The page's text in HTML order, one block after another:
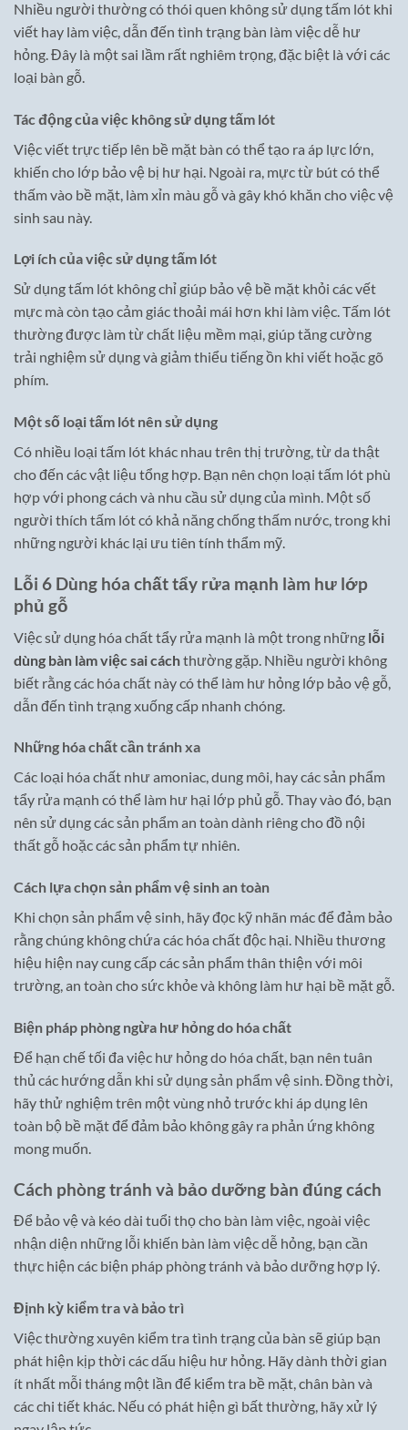
Nhiều người thường có thói quen không sử dụng tấm lót khi
viết hay làm việc, dẫn đến tình trạng bàn làm việc dễ hư
hỏng. Đây là một sai lầm rất nghiêm trọng, đặc biệt là với các
loại bàn gỗ.
Tác động của việc không sử dụng tấm lót
Việc viết trực tiếp lên bề mặt bàn có thể tạo ra áp lực lớn,
khiến cho lớp bảo vệ bị hư hại. Ngoài ra, mực từ bút có thể
thấm vào bề mặt, làm xỉn màu gỗ và gây khó khăn cho việc vệ
sinh sau này.
Lợi ích của việc sử dụng tấm lót
Sử dụng tấm lót không chỉ giúp bảo vệ bề mặt khỏi các vết
mực mà còn tạo cảm giác thoải mái hơn khi làm việc. Tấm lót
thường được làm từ chất liệu mềm mại, giúp tăng cường
trải nghiệm sử dụng và giảm thiểu tiếng ồn khi viết hoặc gõ
phím.
Một số loại tấm lót nên sử dụng
Có nhiều loại tấm lót khác nhau trên thị trường, từ da thật
cho đến các vật liệu tổng hợp. Bạn nên chọn loại tấm lót phù
hợp với phong cách và nhu cầu sử dụng của mình. Một số
người thích tấm lót có khả năng chống thấm nước, trong khi
những người khác lại ưu tiên tính thẩm mỹ.
Lỗi 6 Dùng hóa chất tẩy rửa mạnh làm hư lớp
phủ gỗ
Việc sử dụng hóa chất tẩy rửa mạnh là một trong những lỗi
dùng bàn làm việc sai cáchthường gặp. Nhiều người không
biết rằng các hóa chất này có thể làm hư hỏng lớp bảo vệ gỗ,
dẫn đến tình trạng xuống cấp nhanh chóng.
Những hóa chất cần tránh xa
Các loại hóa chất như amoniac, dung môi, hay các sản phẩm
tẩy rửa mạnh có thể làm hư hại lớp phủ gỗ. Thay vào đó, bạn
nên sử dụng các sản phẩm an toàn dành riêng cho đồ nội
thất gỗ hoặc các sản phẩm tự nhiên.
Cách lựa chọn sản phẩm vệ sinh an toàn
Khi chọn sản phẩm vệ sinh, hãy đọc kỹ nhãn mác để đảm bảo
rằng chúng không chứa các hóa chất độc hại. Nhiều thương
hiệu hiện nay cung cấp các sản phẩm thân thiện với môi
trường, an toàn cho sức khỏe và không làm hư hại bề mặt gỗ.
Biện pháp phòng ngừa hư hỏng do hóa chất
Để hạn chế tối đa việc hư hỏng do hóa chất, bạn nên tuân
thủ các hướng dẫn khi sử dụng sản phẩm vệ sinh. Đồng thời,
hãy thử nghiệm trên một vùng nhỏ trước khi áp dụng lên
toàn bộ bề mặt để đảm bảo không gây ra phản ứng không
mong muốn.
Cách phòng tránh và bảo dưỡng bàn đúng cách
Để bảo vệ và kéo dài tuổi thọ cho bàn làm việc, ngoài việc
nhận diện những lỗi khiến bàn làm việc dễ hỏng, bạn cần
thực hiện các biện pháp phòng tránh và bảo dưỡng hợp lý.
Định kỳ kiểm tra và bảo trì
Việc thường xuyên kiểm tra tình trạng của bàn sẽ giúp bạn
phát hiện kịp thời các dấu hiệu hư hỏng. Hãy dành thời gian
ít nhất mỗi tháng một lần để kiểm tra bề mặt, chân bàn và
các chi tiết khác. Nếu có phát hiện gì bất thường, hãy xử lý